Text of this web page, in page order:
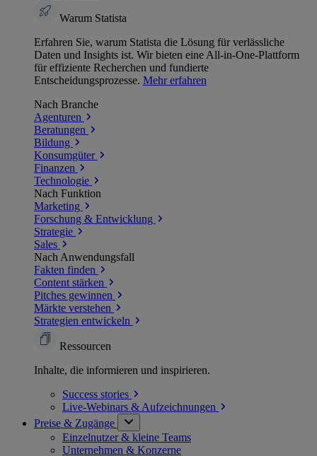
Warum Statista
Erfahren Sie, warum Statista die Lösung für verlässliche
Daten und Insights ist. Wir bieten eine All-in-One-Plattform
für effiziente Recherchen und fundierte
Entscheidungsprozesse. Mehr erfahren
Nach Branche
Agenturen
Beratungen
Bildung
Konsumgüter
Finanzen
Technologie
Nach Funktion
Marketing
Forschung & Entwicklung
Strategie
Sales
Nach Anwendungsfall
Fakten finden
Content stärken
Pitches gewinnen
Märkte verstehen
Strategien entwickeln
Ressourcen
Inhalte, die informieren und inspirieren.
Success stories
Live-Webinars & Aufzeichnungen
Preise & Zugänge
Einzelnutzer & kleine Teams
Unternehmen & Konzerne